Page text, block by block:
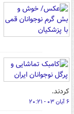
کردند.
۶ آبان ۰۳ - ۲۰:۲۱